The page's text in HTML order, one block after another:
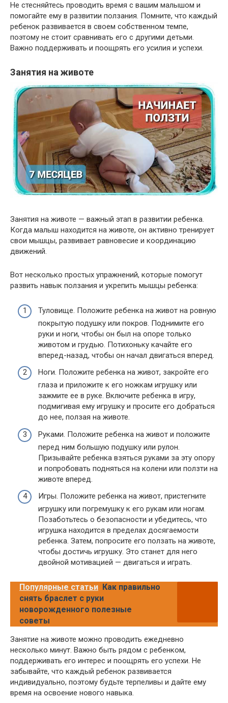
Не стесняйтесь проводить время с вашим малышом и
помогайте ему в развитии ползания. Помните, что каждый
ребенок развивается в своем собственном темпе,
поэтому не стоит сравнивать его с другими детьми.
Важно поддерживать и поощрять его усилия и успехи.
Занятия на животе
Занятия на животе — важный этап в развитии ребенка.
Когда малыш находится на животе, он активно тренирует
свои мышцы, развивает равновесие и координацию
движений.
Вот несколько простых упражнений, которые помогут
развить навык ползания и укрепить мышцы ребенка:
Туловище. Положите ребенка на живот на ровную
покрытую подушку или покров. Поднимите его
руки и ноги, чтобы он был на опоре только
животом и грудью. Потихоньку качайте его
вперед-назад, чтобы он начал двигаться вперед.
Ноги. Положите ребенка на живот, закройте его
глаза и приложите к его ножкам игрушку или
зажмите ее в руке. Включите ребенка в игру,
подмигивая ему игрушку и просите его добраться
до нее, ползая на животе.
Руками. Положите ребенка на живот и положите
перед ним большую подушку или рулон.
Призывайте ребенка взяться руками за эту опору
и попробовать подняться на колени или ползти на
животе вперед.
Игры. Положите ребенка на живот, пристегните
игрушку или погремушку к его рукам или ногам.
Позаботьтесь о безопасности и убедитесь, что
игрушка находится в пределах досягаемости
ребенка. Затем, попросите его ползать на животе,
чтобы достичь игрушку. Это станет для него
двойной мотивацией — двигаться и играть.
Популярные статьи Как правильно
снять браслет с руки
новорожденного полезные
советы
Занятие на животе можно проводить ежедневно
несколько минут. Важно быть рядом с ребенком,
поддерживать его интерес и поощрять его успехи. Не
забывайте, что каждый ребенок развивается
индивидуально, поэтому будьте терпеливы и дайте ему
время на освоение нового навыка.